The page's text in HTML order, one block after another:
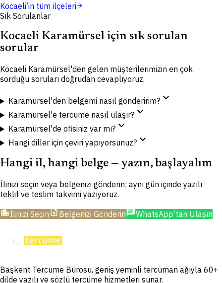
Kocaeli’in tüm ilçeleriarrow_forward
Sık Sorulanlar
Kocaeli Karamürsel için sık sorulan
sorular
Kocaeli Karamürsel'den gelen müşterilerimizin en çok
sorduğu soruları doğrudan cevaplıyoruz.
Karamürsel'den belgemi nasıl gönderirim?expand_more
Karamürsel'e tercüme nasıl ulaşır?expand_more
Karamürsel'de ofisiniz var mı?expand_more
Hangi diller için çeviri yapıyorsunuz?expand_more
Hangi il, hangi belge — yazın, başlayalım
İlinizi seçin veya belgenizi gönderin; aynı gün içinde yazılı
teklif ve teslim takvimi yazıyoruz.
location_cityİlinizi Seçinupload_fileBelgenizi GönderinchatWhatsApp’tan Ulaşın
Başkent Tercüme Bürosu, geniş yeminli tercüman ağıyla 60+
dilde yazılı ve sözlü tercüme hizmetleri sunar.